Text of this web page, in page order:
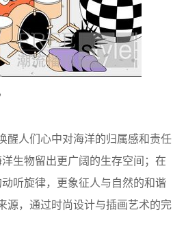
人们心中对海洋的归属感和责任
生物留出更广阔的生存空间；在
听旋律，更象征人与自然的和谐
源，通过时尚设计与插画艺术的完